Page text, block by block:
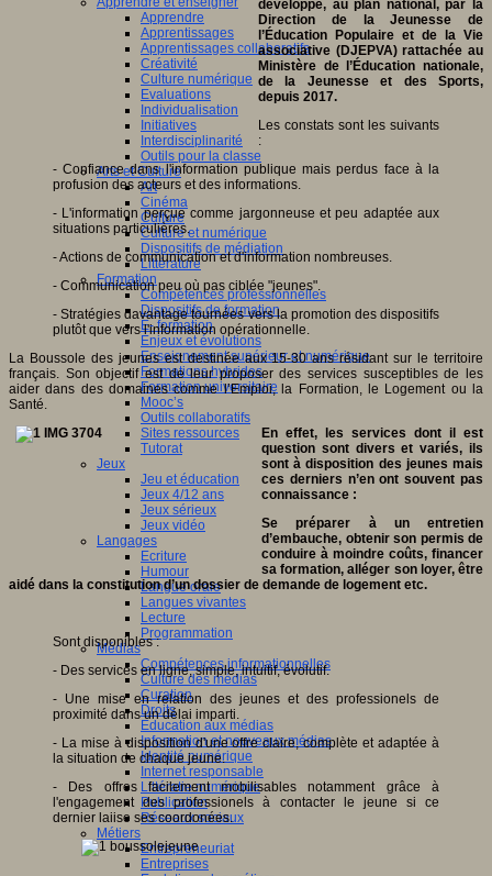
Apprendre
Apprentissages
Apprentissages collaboratifs
Créativité
Culture numérique
Evaluations
Individualisation
Initiatives
Interdisciplinarité
Outils pour la classe
Arts et Culture
Art
Cinéma
Culture
Culture et numérique
Dispositifs de médiation
Littérature
Formation
Compétences professionnelles
Dispositifs de formation
E- formation
Enjeux et évolutions
Enseignement supérieur et numérique
Formations hybrides
Formation universitaire
Mooc’s
Outils collaboratifs
Sites ressources
Tutorat
Jeux
Jeu et éducation
Jeux 4/12 ans
Jeux sérieux
Jeux vidéo
Langages
Ecriture
Humour
Langue orale
Langues vivantes
Lecture
Programmation
Médias
Compétences informationnelles
Culture des médias
Curation
Droits
Education aux médias
Information et nouveaux médias
Identité numérique
Internet responsable
Littératie numérique
Publication
Réseaux sociaux
Métiers
Entrepreneuriat
Entreprises
développé, au plan national, par la
Direction de la Jeunesse de
l’Éducation Populaire et de la Vie
associative (DJEPVA) rattachée au
Ministère de l’Éducation nationale,
de la Jeunesse et des Sports,
depuis 2017.
Les constats sont les suivants
:
- Confiance dans l'information publique mais perdus face à la
profusion des acteurs et des informations.
- L'information perçue comme jargonneuse et peu adaptée aux
situations particulières.
- Actions de communication et d'information nombreuses.
- Communication peu où pas ciblée "jeunes".
- Stratégies davantage tournées vers la promotion des dispositifs
plutôt que vers l'information opérationnelle.
La Boussole des jeunes est destinée aux 15-30 ans résidant sur le territoire
français. Son objectif est de leur proposer des services susceptibles de les
aider dans des domaines comme l’Emploi, la Formation, le Logement ou la
Santé.
En effet, les services dont il est
question sont divers et variés, ils
sont à disposition des jeunes mais
ces derniers n’en ont souvent pas
connaissance :
Se préparer à un entretien
d’embauche, obtenir son permis de
conduire à moindre coûts, financer
sa formation, alléger son loyer, être
aidé dans la constitution d’un dossier de demande de logement etc.
Sont disponibles :
- Des services en ligne, simple, intuitif, évolutif.
- Une mise en relation des jeunes et des professionels de
proximité dans un délai imparti.
- La mise à disposition d'une offre claire, complète et adaptée à
la situation de chaque jeune.
- Des offres facilement mobilisables notamment grâce à
l'engagement des professionels à contacter le jeune si ce
dernier laiise ses coordonées.